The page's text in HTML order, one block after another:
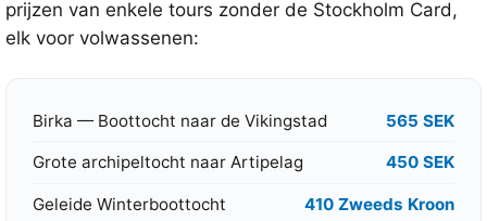
prijzen van enkele tours zonder de Stockholm Card,
elk voor volwassenen:
Birka — Boottocht naar de Vikingstad 565 SEK
Grote archipeltocht naar Artipelag 450 SEK
Geleide Winterboottocht 410 Zweeds Kroon